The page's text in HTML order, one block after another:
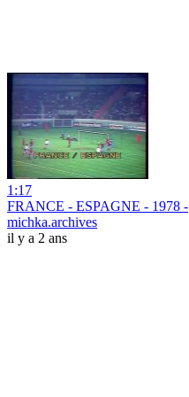
1:17
FRANCE - ESPAGNE - 1978 -
michka.archives
il y a 2 ans